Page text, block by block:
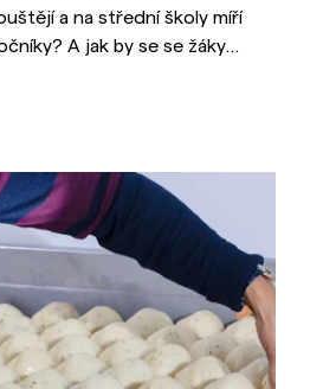
a na střední školy míří
A jak by se se žáky
Kariérko a rozvoj